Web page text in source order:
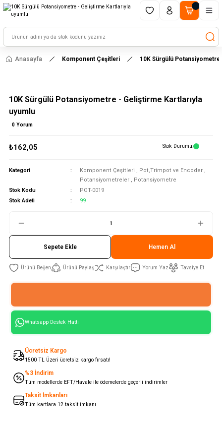
1500 TL ve üzeri alışverişlerinizde kargo ücretsiz!
HAYAL ET - TASARLA - ÇALIŞTIR
Anasayfa Komponent Çeşitleri 10K Sürgülü Potansiyometre
10K Sürgülü Potansiyometre - Geliştirme Kartlarıyla
uyumlu
0 Yorum
₺162,05 Stok Durumu
Kategori Komponent Çeşitleri , Pot,Trimpot ve Encoder ,
Potansiyometreler , Potansiyometre
Stok Kodu
POT-0019
Stok Adeti
99
Sepete Ekle Hemen Al
Ürünü Paylaş Karşılaştır Yorum Yaz Tavsiye Et
Whatsapp Destek Hattı
Ücretsiz Kargo
1500 TL Üzeri ücretsiz kargo fırsatı!
%3 İndirim
Tüm modellerde EFT/Havale ile ödemelerde geçerli indirimler
Taksit İmkanları
Tüm kartlara 12 taksit imkanı